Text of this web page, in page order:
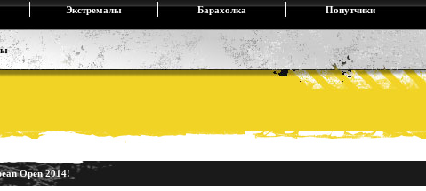
Экстремалы Барахолка Попутчики
Open 2014!